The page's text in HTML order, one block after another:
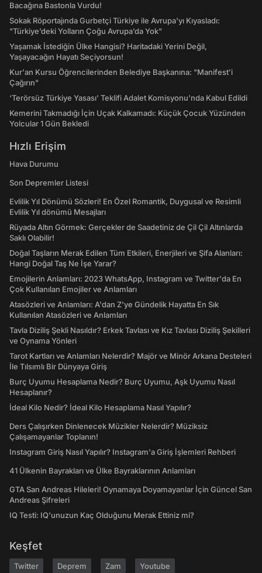
Bacağına Bastonla Vurdu!
Sokak Röportajında Gurbetçi Türkiye ile Avrupa'yı Kıyasladı:
"Türkiye’deki Yolların Çoğu Avrupa’da Yok"
Yaşamak İstediğin Ülke Hangisi? Haritadaki Yerini Değil,
Yaşayacağın Hayatı Seçiyorsun!
Kur'an Kursu Öğrencilerinden Belediye Başkanına: "Manifest’i
Çağırın"
‘Terörsüz Türkiye Yasası’ Teklifi Adalet Komisyonu'nda Kabul Edildi
Kemerini Takmadığı İçin Uçak Kalkamadı: Küçük Çocuk Yüzünden
Yolcular 1 Gün Bekledi
Hızlı Erişim
Hava Durumu
Son Depremler Listesi
Evlilik Yıl Dönümü Sözleri! En Özel Romantik, Duygusal ve Resimli
Evlilik Yıl dönümü Mesajları
Rüyada Altın Görmek: Gerçekler de Saadetiniz de Çil Çil Altınlarda
Saklı Olabilir!
Doğal Taşların Merak Edilen Tüm Etkileri, Enerjileri ve Şifa Alanları:
Hangi Doğal Taş Ne İşe Yarar?
Emojilerin Anlamları: 2023 WhatsApp, Instagram ve Twitter'da En
Çok Kullanılan Emojiler ve Anlamları
Atasözleri ve Anlamları: A'dan Z'ye Gündelik Hayatta En Sık
Kullanılan Atasözleri ve Anlamları
Tavla Diziliş Şekli Nasıldır? Erkek Tavlası ve Kız Tavlası Diziliş Şekilleri
ve Oynama Yönleri
Tarot Kartları ve Anlamları Nelerdir? Majör ve Minör Arkana Desteleri
İle Tılsımlı Bir Dünyaya Giriş
Burç Uyumu Hesaplama Nedir? Burç Uyumu, Aşk Uyumu Nasıl
Hesaplanır?
İdeal Kilo Nedir? İdeal Kilo Hesaplama Nasıl Yapılır?
Ders Çalışırken Dinlenecek Müzikler Nelerdir? Müziksiz
Çalışamayanlar Toplanın!
Instagram Giriş Nasıl Yapılır? Instagram'a Giriş İşlemleri Rehberi
41 Ülkenin Bayrakları ve Ülke Bayraklarının Anlamları
GTA San Andreas Hileleri! Oynamaya Doyamayanlar İçin Güncel San
Andreas Şifreleri
IQ Testi: IQ'unuzun Kaç Olduğunu Merak Ettiniz mi?
Keşfet
Twitter Deprem Zam Youtube